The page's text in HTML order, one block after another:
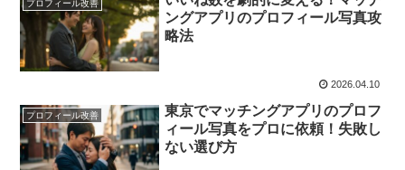
プロフィール改善
ングアプリのプロフィール写真攻
略法
2026.04.10
プロフィール改善
東京でマッチングアプリのプロフ
ィール写真をプロに依頼！失敗し
ない選び方